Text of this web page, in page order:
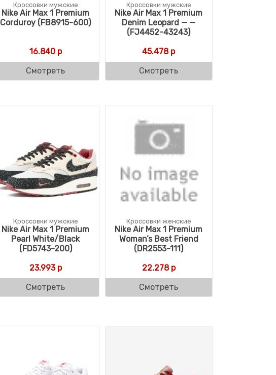
Кроссовки мужские
Nike Air Max 1 Premium
Corduroy (FB8915-600)
16.840р
Смотреть
Кроссовки мужские
Nike Air Max 1 Premium
Denim Leopard — —
(FJ4452-43243)
45.478р
Смотреть
Кроссовки мужские
Nike Air Max 1 Premium
Pearl White/Black
(FD5743-200)
23.993р
Смотреть
Кроссовки женские
Nike Air Max 1 Premium
Woman’s Best Friend
(DR2553-111)
22.278р
Смотреть